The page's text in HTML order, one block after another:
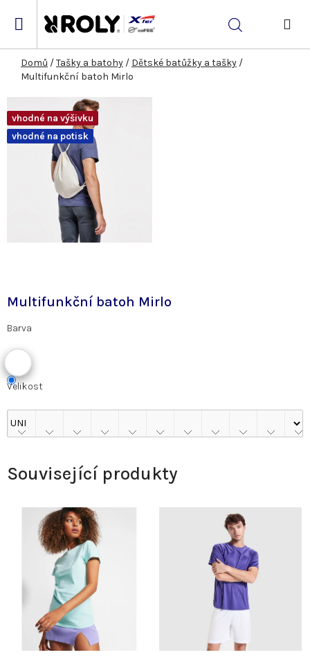
Hledat
Domů /Tašky a batohy / Dětské batůžky a tašky /
Multifunkční batoh Mirlo
Multifunkční batoh Mirlo
Barva
Velikost
vhodné na výšivku
vhodné na potisk
Související produkty